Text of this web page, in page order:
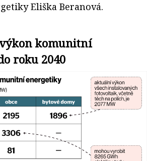
Eliška Beranová.
komunitní
roku 2040